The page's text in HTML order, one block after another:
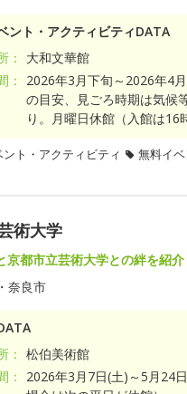
ント・アクティビティDATA
：
大和文華館
：
2026年3月下旬～2026年4
の目安、見ごろ時期は気候
り。月曜日休館（入館は16
ト・アクティビティ 無料イベ
術大学
京都市立芸術大学との絆を紹介
奈良市
： 松伯美術館
：
2026年3月7日(土)～5月24